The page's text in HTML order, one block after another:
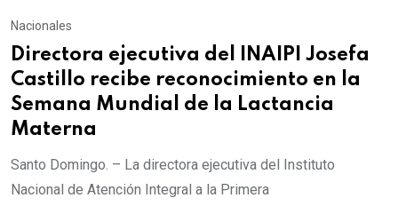
Nacionales
Directora ejecutiva del INAIPI Josefa
Castillo recibe reconocimiento en la
Semana Mundial de la Lactancia
Materna
Santo Domingo. – La directora ejecutiva del Instituto
Nacional de Atención Integral a la Primera